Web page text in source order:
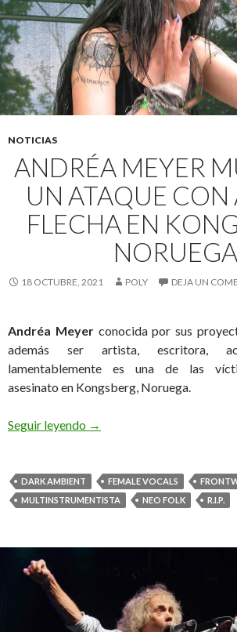
NOTICIAS
ANDRÉA MEYER
UN ATAQUE CON
FLECHA EN
NORUEGA
18 OCTUBRE, 2021 POLY DEJA UN
Andréa Meyerconocida por sus
además ser artista, escritora,
lamentablemente es una de las
asesinato en Kongsberg, Noruega.
Seguir leyendo Andréa Meyer Muere en
→
DARK AMBIENT FEMALE VOCALS
MULTINSTRUMENTISTA
NEO FOLK R.I.P.